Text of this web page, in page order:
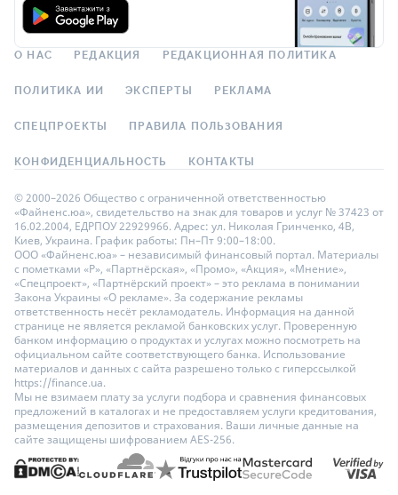
О НАС РЕДАКЦИЯ РЕДАКЦИОННАЯ ПОЛИТИКА
ПОЛИТИКА ИИ ЭКСПЕРТЫ РЕКЛАМА
СПЕЦПРОЕКТЫ ПРАВИЛА ПОЛЬЗОВАНИЯ
КОНФИДЕНЦИАЛЬНОСТЬ КОНТАКТЫ
© 2000–2026 Общество с ограниченной ответственностью
«Файненс.юа», свидетельство на знак для товаров и услуг № 37423 от
16.02.2004, ЕДРПОУ 22929966. Адрес: ул. Николая Гринченко, 4В,
Киев, Украина. График работы: Пн–Пт 9:00–18:00.
ООО «Файненс.юа» – независимый финансовый портал. Материалы
с пометками «Р», «Партнёрская», «Промо», «Акция», «Мнение»,
«Спецпроект», «Партнёрский проект» – это реклама в понимании
Закона Украины «О рекламе». За содержание рекламы
ответственность несёт рекламодатель. Информация на данной
странице не является рекламой банковских услуг. Проверенную
банком информацию о продуктах и услугах можно посмотреть на
официальном сайте соответствующего банка. Использование
материалов и данных с сайта разрешено только с гиперссылкой
https://finance.ua.
Мы не взимаем плату за услуги подбора и сравнения финансовых
предложений в каталогах и не предоставляем услуги кредитования,
размещения депозитов и страхования. Ваши личные данные на
сайте защищены шифрованием AES-256.